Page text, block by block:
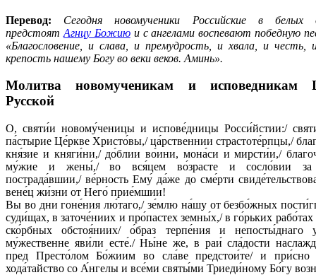
Перевод:
Сегодня новомученики Российские в белых
предстоят Агнцу Божию и с ангелами воспевают победную
«Благословение, и слава, и премудрость, и хвала, и честь,
крепость нашему Богу во веки веков. Аминь».
Молитва новомученикам и исповедникам
Русской
О, святи́и новому́ченицы и испове́дницы Росси́йстии:/
па́стырие Це́ркве Христо́вы,/ ца́рственнии страстоте́рпцы,/
кня́зие и княги́ни,/ до́блии во́ини, мона́си и мирсти́и,/
му́жие и жены́,/ во вся́цем во́зрасте и сосло́вии за
пострада́вшии,/ ве́рность Ему́ да́же до сме́рти
вене́ц жи́зни от Него́ прие́мшии!
Вы во дни гоне́ния лю́таго,/ зе́млю на́шу от безбо́жных
суди́щах, в заточе́ниих и про́пастех земны́х,/ в го́рьких рабо́тах
ско́рбных обстоя́ниих/ о́браз терпе́ния и непосты́днаго
му́жественне яви́ли есте́./ Ны́не же, в раи́ сла́дости
пред Престо́лом Бо́жиим во сла́ве предстои́те/ и при́сно
хода́тайство со А́нгелы и все́ми святы́ми Триеди́ному Бо́гу